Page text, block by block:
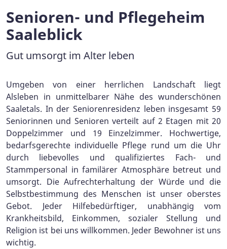
Senioren- und Pflegeheim
Saaleblick
Gut umsorgt im Alter leben
Umgeben von einer herrlichen Landschaft liegt
Alsleben in unmittelbarer Nähe des wunderschönen
Saaletals. In der Seniorenresidenz leben insgesamt 59
Seniorinnen und Senioren verteilt auf 2 Etagen mit 20
Doppelzimmer und 19 Einzelzimmer. Hochwertige,
bedarfsgerechte individuelle Pflege rund um die Uhr
durch liebevolles und qualifiziertes Fach- und
Stammpersonal in familärer Atmosphäre betreut und
umsorgt. Die Aufrechterhaltung der Würde und die
Selbstbestimmung des Menschen ist unser oberstes
Gebot. Jeder Hilfebedürftiger, unabhängig vom
Krankheitsbild, Einkommen, sozialer Stellung und
Religion ist bei uns willkommen. Jeder Bewohner ist uns
wichtig.